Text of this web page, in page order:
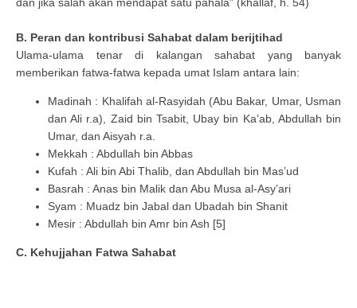
B. Peran dan kontribusi Sahabat dalam berijtihad
Ulama-ulama tenar di kalangan sahabat yang banyak
memberikan fatwa-fatwa kepada umat Islam antara lain:
Madinah : Khalifah al-Rasyidah (Abu Bakar, Umar, Usman
dan Ali r.a), Zaid bin Tsabit, Ubay bin Ka’ab, Abdullah bin
Umar, dan Aisyah r.a.
Mekkah : Abdullah bin Abbas
Kufah : Ali bin Abi Thalib, dan Abdullah bin Mas’ud
Basrah : Anas bin Malik dan Abu Musa al-Asy’ari
Syam : Muadz bin Jabal dan Ubadah bin Shanit
Mesir : Abdullah bin Amr bin Ash [5]
C. Kehujjahan Fatwa Sahabat